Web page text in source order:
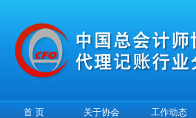
首 页 关于协会 工作动态